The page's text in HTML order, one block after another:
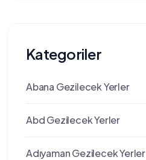
Kategoriler
Abana Gezilecek Yerler
Abd Gezilecek Yerler
Adıyaman Gezilecek Yerler